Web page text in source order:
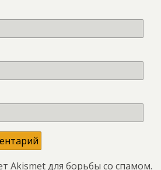
Akismet для борьбы со спамом.